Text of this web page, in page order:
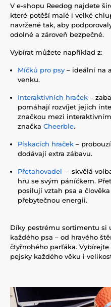
V e-shopu Reedog najdete
které potěší malé i velké
navržené tak, aby
odolné a zároveň bezpečné.
Vybírat můžete například z:
Míčků pro psy – ideální na
venku.
Interaktivních hraček –
pomáhají rozvíjet jejich
značkou mezi
značka Cheerble.
Pískacích hraček –
dodávají extra zábavu.
Přetahovadel – skvělá
hru se svým páníčkem.
posilují vztah psa a
přebytečnou energii.
Díky pestrému sortimentu si
každého psa – od hravého
čtyřnohého parťáka.
pejsky každého věku i